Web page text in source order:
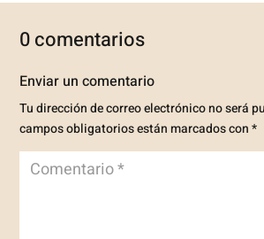
0 comentarios
Enviar un comentario
Tu dirección de correo electrónico no será
campos obligatorios están marcados con*